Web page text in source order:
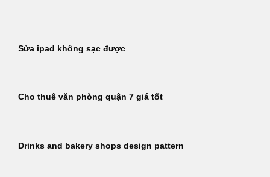
dungSửa ipad không sạc được
Cho thuê văn phòng quận 7 giá tốt
Drinks and bakery shops design pattern